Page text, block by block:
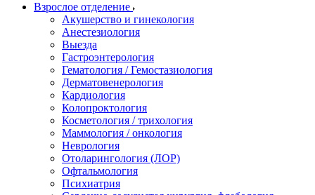
Взрослое отделение
Акушерство и гинекология
Анестезиология
Выезда
Гастроэнтерология
Гематология / Гемостазиология
Дерматовенерология
Кардиология
Колопроктология
Косметология / трихология
Маммология / онкология
Неврология
Отоларингология (ЛОР)
Офтальмология
Психиатрия